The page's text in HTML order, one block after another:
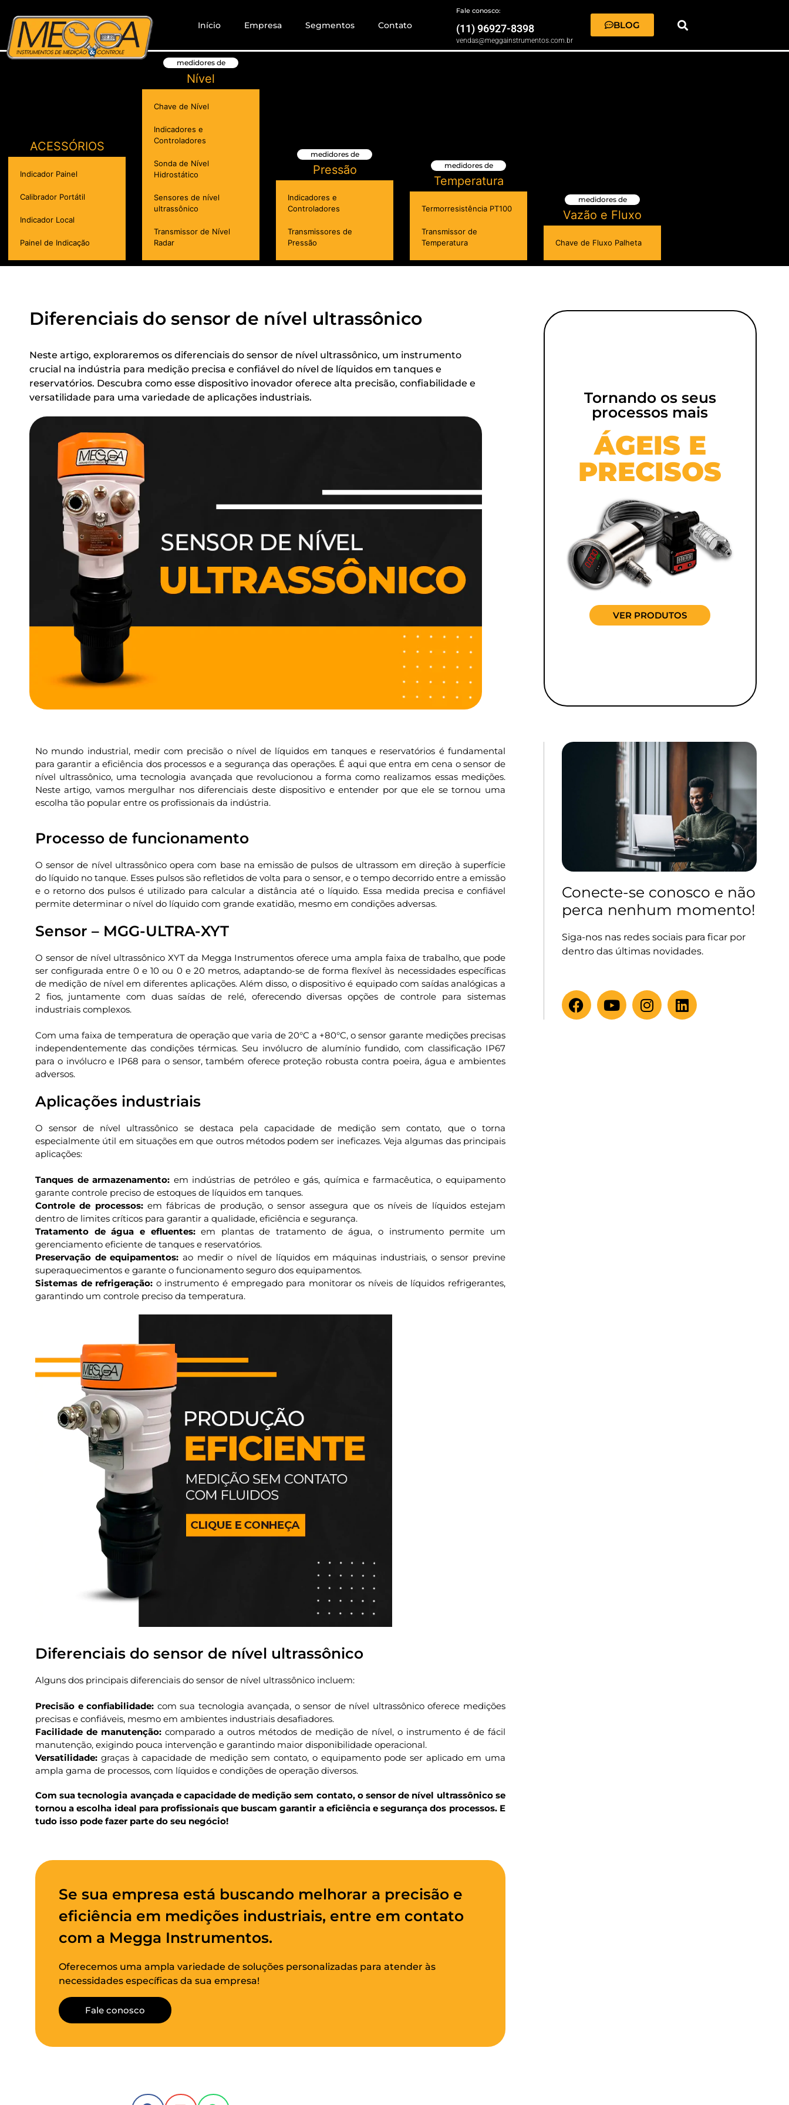
Início Empresa Segmentos Contato
Fale conosco:
(11) 96927-8398
vendas@meggainstrumentos.com.br
BLOG
ACESSÓRIOS
Indicador Painel
Calibrador Portátil
Indicador Local
Painel de Indicação
medidores de
Nível
Chave de Nível
Indicadores e
Controladores
Sonda de Nível
Hidrostático
Sensores de nível
ultrassônico
Transmissor de Nível
Radar
medidores de
Pressão
Indicadores e
Controladores
Transmissores de
Pressão
medidores de
Temperatura
Termorresistência PT100
Transmissor de
Temperatura
medidores de
Vazão e Fluxo
Chave de Fluxo Palheta
Diferenciais do sensor de nível ultrassônico
Neste artigo, exploraremos os diferenciais do sensor de nível ultrassônico, um instrumento
crucial na indústria para medição precisa e confiável do nível de líquidos em tanques e
reservatórios. Descubra como esse dispositivo inovador oferece alta precisão, confiabilidade e
versatilidade para uma variedade de aplicações industriais.
Tornando os seus
processos mais
ÁGEIS E
PRECISOS
VER PRODUTOS
No mundo industrial, medir com precisão o nível de líquidos em tanques e reservatórios é fundamental
para garantir a eficiência dos processos e a segurança das operações. É aqui que entra em cena o sensor de
nível ultrassônico, uma tecnologia avançada que revolucionou a forma como realizamos essas medições.
Neste artigo, vamos mergulhar nos diferenciais deste dispositivo e entender por que ele se tornou uma
escolha tão popular entre os profissionais da indústria.
Processo de funcionamento
O sensor de nível ultrassônico opera com base na emissão de pulsos de ultrassom em direção à superfície
do líquido no tanque. Esses pulsos são refletidos de volta para o sensor, e o tempo decorrido entre a emissão
e o retorno dos pulsos é utilizado para calcular a distância até o líquido. Essa medida precisa e confiável
permite determinar o nível do líquido com grande exatidão, mesmo em condições adversas.
Sensor – MGG-ULTRA-XYT
O sensor de nível ultrassônico XYT da Megga Instrumentos oferece uma ampla faixa de trabalho, que pode
ser configurada entre 0 e 10 ou 0 e 20 metros, adaptando-se de forma flexível às necessidades específicas
de medição de nível em diferentes aplicações. Além disso, o dispositivo é equipado com saídas analógicas a
2 fios, juntamente com duas saídas de relé, oferecendo diversas opções de controle para sistemas
industriais complexos.
Com uma faixa de temperatura de operação que varia de 20°C a +80°C, o sensor garante medições precisas
independentemente das condições térmicas. Seu invólucro de alumínio fundido, com classificação IP67
para o invólucro e IP68 para o sensor, também oferece proteção robusta contra poeira, água e ambientes
adversos.
Aplicações industriais
O sensor de nível ultrassônico se destaca pela capacidade de medição sem contato, que o torna
especialmente útil em situações em que outros métodos podem ser ineficazes. Veja algumas das principais
aplicações:
Tanques de armazenamento: em indústrias de petróleo e gás, química e farmacêutica, o equipamento
garante controle preciso de estoques de líquidos em tanques.
Controle de processos: em fábricas de produção, o sensor assegura que os níveis de líquidos estejam
dentro de limites críticos para garantir a qualidade, eficiência e segurança.
Tratamento de água e efluentes:em plantas de tratamento de água, o instrumento permite um
gerenciamento eficiente de tanques e reservatórios.
Preservação de equipamentos: ao medir o nível de líquidos em máquinas industriais, o sensor previne
superaquecimentos e garante o funcionamento seguro dos equipamentos.
Sistemas de refrigeração: o instrumento é empregado para monitorar os níveis de líquidos refrigerantes,
garantindo um controle preciso da temperatura.
Diferenciais do sensor de nível ultrassônico
Alguns dos principais diferenciais do sensor de nível ultrassônico incluem:
Precisão e confiabilidade: com sua tecnologia avançada, o sensor de nível ultrassônico oferece medições
precisas e confiáveis, mesmo em ambientes industriais desafiadores.
Facilidade de manutenção: comparado a outros métodos de medição de nível, o instrumento é de fácil
manutenção, exigindo pouca intervenção e garantindo maior disponibilidade operacional.
Versatilidade: graças à capacidade de medição sem contato, o equipamento pode ser aplicado em uma
ampla gama de processos, com líquidos e condições de operação diversos.
Com sua tecnologia avançada e capacidade de medição sem contato, o sensor de nível ultrassônico se
tornou a escolha ideal para profissionais que buscam garantir a eficiência e segurança dos processos. E
tudo isso pode fazer parte do seu negócio!
Se sua empresa está buscando melhorar a precisão e
eficiência em medições industriais, entre em contato
com a Megga Instrumentos.
Oferecemos uma ampla variedade de soluções personalizadas para atender às
necessidades específicas da sua empresa!
Fale conosco
Conecte-se conosco e não
perca nenhum momento!
Siga-nos nas redes sociais para ficar por
dentro das últimas novidades.